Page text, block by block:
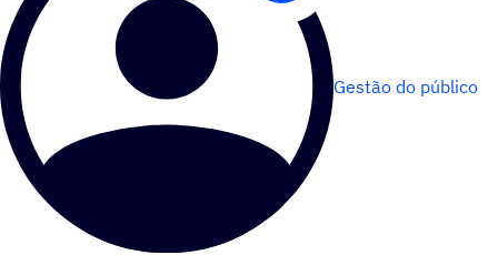
Gestão do público